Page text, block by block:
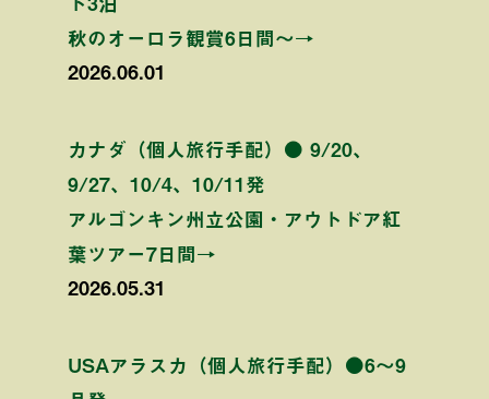
秋のオーロラ観賞6日間〜→
2026.06.01
カナダ（個人旅行手配）● 9/20、
9/27、10/4、10/11発
アルゴンキン州立公園・アウトドア紅
葉ツアー7日間→
2026.05.31
USAアラスカ（個人旅行手配）●6〜9